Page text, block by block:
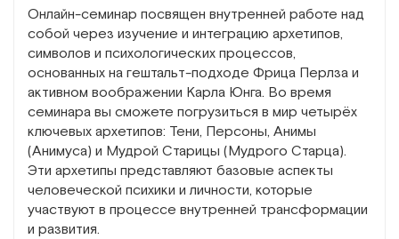
Онлайн-семинар посвящен внутренней работе над
собой через изучение и интеграцию архетипов,
символов и психологических процессов,
основанных на гештальт-подходе Фрица Перлза и
активном воображении Карла Юнга. Во время
семинара вы сможете погрузиться в мир четырёх
ключевых архетипов: Тени, Персоны, Анимы
(Анимуса) и Мудрой Старицы (Мудрого Старца).
Эти архетипы представляют базовые аспекты
человеческой психики и личности, которые
участвуют в процессе внутренней трансформации
и развития.